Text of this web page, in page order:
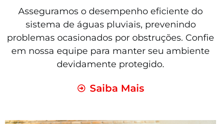
Asseguramos o desempenho eficiente do
sistema de águas pluviais, prevenindo
problemas ocasionados por obstruções. Confie
em nossa equipe para manter seu ambiente
devidamente protegido.
Saiba Mais